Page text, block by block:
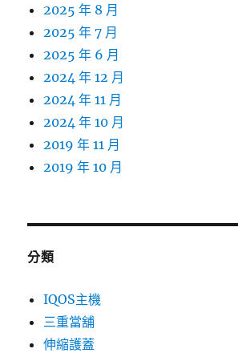
2025 年 8 月
2025 年 7 月
2025 年 6 月
2024 年 12 月
2024 年 11 月
2024 年 10 月
2019 年 11 月
2019 年 10 月
分類
IQOS主機
三重當舖
伸縮護蓋